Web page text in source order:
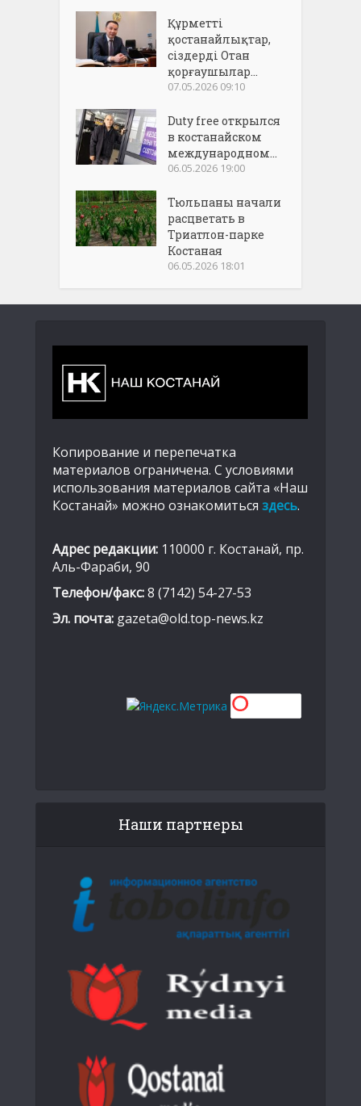
Құрметті
қостанайлықтар,
сіздерді Отан
қорғаушылар...
07.05.2026 09:10
Duty free открылся
в костанайском
международном...
06.05.2026 19:00
Тюльпаны начали
расцветать в
Триатлон-парке
Костаная
06.05.2026 18:01
Копирование и перепечатка
материалов ограничена. С условиями
использования материалов сайта «Наш
Костанай» можно ознакомиться здесь.
Адрес редакции: 110000 г. Костанай, пр.
Аль-Фараби, 90
Телефон/факс:8 (7142) 54-27-53
Эл. почта: gazeta@old.top-news.kz
Наши партнеры